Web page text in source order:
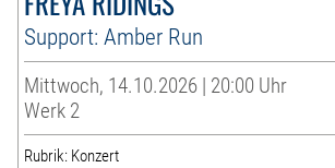
Support: Amber Run
Mittwoch, 14.10.2026 | 20:00 Uhr
Werk 2
Rubrik: Konzert